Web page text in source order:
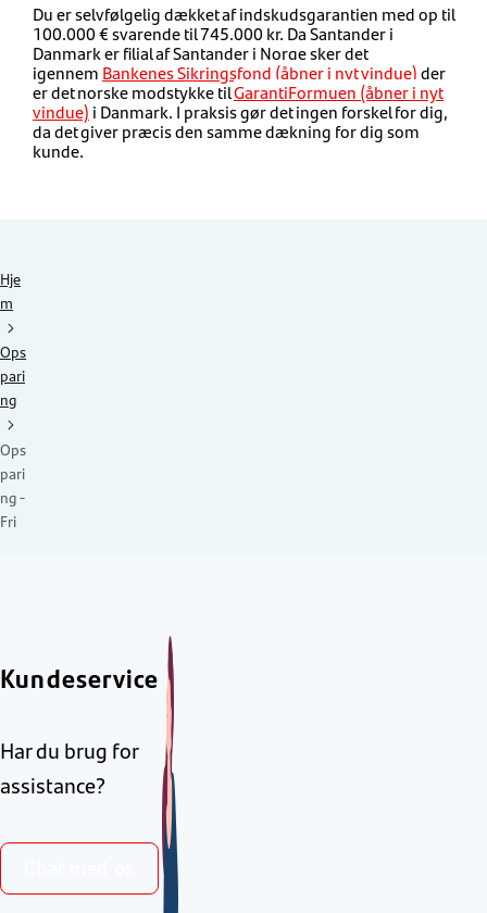
​Du er selvfølgelig dækket af indskudsgarantien med op til
100.000 € svarende til 745.000 kr. Da Santander i
Danmark er filial af Santander i Norge sker det
igennem Bankenes Sikringsfond (åbner i nyt vindue)der
er det norske modstykke til​GarantiFormuen (åbner i nyt
vindue) i Danmark. I praksis gør det ingen forskel for dig,
da det giver præcis den samme dækning for dig som
kunde.
Hje
m
Ops
pari
ng
Ops
pari
ng -
Fri
Kundeservice
Har du brug for
assistance?